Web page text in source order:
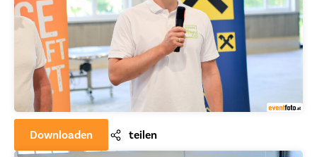
Downloaden teilen